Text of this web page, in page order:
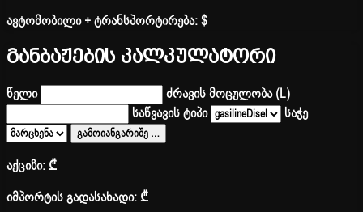
ავტომობილი + ტრანსპორტირება:$
განბაჟების კალკულატორი
წელი
ძრავის მოცულობა (L)
საწვავის ტიპი
საჭე
გამოიანგარიშე …
აქციზი:₾
იმპორტის გადასახადი:₾